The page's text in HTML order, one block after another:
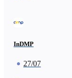
InDMP
27/07